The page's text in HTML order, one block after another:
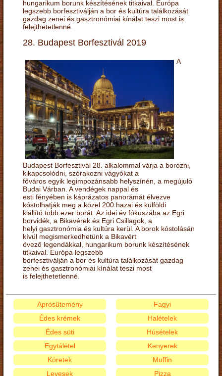
hungarikum borunk készítésének titkaival. Európa
legszebb borfesztiválján a bor és kultúra találkozását
gazdag zenei és gasztronómiai kínálat teszi most is
felejthetetlenné.
28. Budapest Borfesztivál 2019
A
Budapest Borfesztivál 28. alkalommal várja a borozni,
kikapcsolódni, szórakozni vágyókat a
főváros egyik legimpozánsabb helyszínén, a megújuló
Budai Várban. A vendégek nappal és
esti fényében is káprázatos panorámát élvezve
kóstolhatják meg a közel 200 hazai és külföldi
kiállító több ezer borát. Az idei év fókuszába az Egri
borvidék, a Bikavérek és Egri Csillagok, a
helyi gasztronómia és kultúra kerül. A borok kóstolásán
kívül megismerkedhetünk a Bikavért
övező legendákkal, hungarikum borunk készítésének
titkaival. Európa legszebb
borfesztiválján a bor és kultúra találkozását gazdag
zenei és gasztronómiai kínálat teszi most
is felejthetetlenné.
Aprósütemény
Édes krémek
Édes süti
Egytálétel
Fagyi
Halételek
Húsételek
Kenyerek
Köretek
Levesek
Muffin
Pizza